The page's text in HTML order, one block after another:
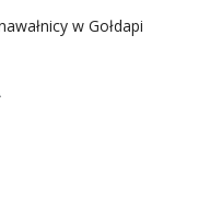
w Gołdapi